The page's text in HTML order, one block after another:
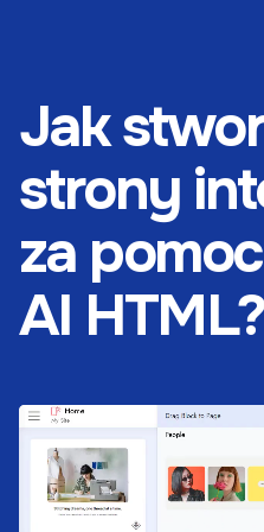
Jak
strony
za
AI HTML?